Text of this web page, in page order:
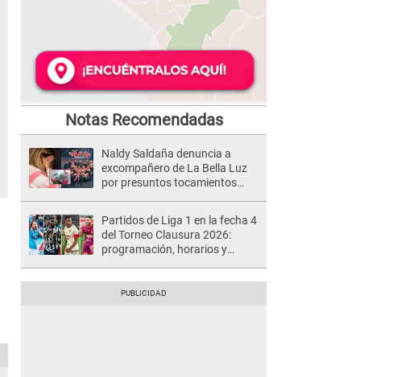
Notas Recomendadas
Naldy Saldaña denuncia a
excompañero de La Bella Luz
por presuntos tocamientos
Partidos de Liga 1 en la fecha 4
del Torneo Clausura 2026:
programación, horarios y